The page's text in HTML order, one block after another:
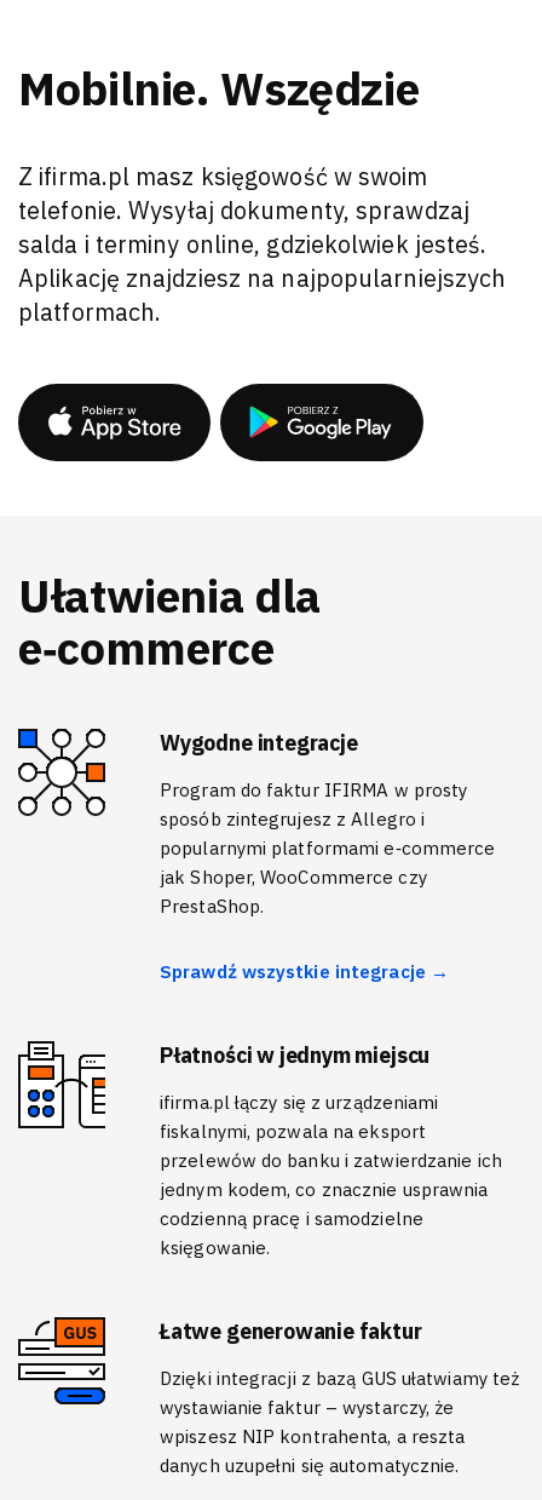
Mobilnie. Wszędzie
Z ifirma.pl masz księgowość w swoim
telefonie. Wysyłaj dokumenty, sprawdzaj
salda i terminy online, gdziekolwiek jesteś.
Aplikację znajdziesz na najpopularniejszych
platformach.
Ułatwienia dla
e‑commerce
Wygodne integracje
Program do faktur IFIRMA w prosty
sposób zintegrujesz z Allegro i
popularnymi platformami e‑commerce
jak Shoper, WooCommerce czy
PrestaShop.
Sprawdź wszystkie integracje →
Płatności w jednym miejscu
ifirma.pl łączy się z urządzeniami
fiskalnymi, pozwala na eksport
przelewów do banku i zatwierdzanie ich
jednym kodem, co znacznie usprawnia
codzienną pracę i samodzielne
księgowanie.
Łatwe generowanie faktur
Dzięki integracji z bazą GUS ułatwiamy też
wystawianie faktur – wystarczy, że
wpiszesz NIP kontrahenta, a reszta
danych uzupełni się automatycznie.